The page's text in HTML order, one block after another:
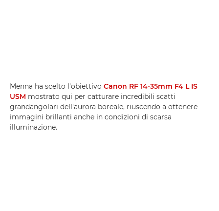
Menna ha scelto l'obiettivo Canon RF 14-35mm F4 L IS
USM mostrato qui per catturare incredibili scatti
grandangolari dell'aurora boreale, riuscendo a ottenere
immagini brillanti anche in condizioni di scarsa
illuminazione.